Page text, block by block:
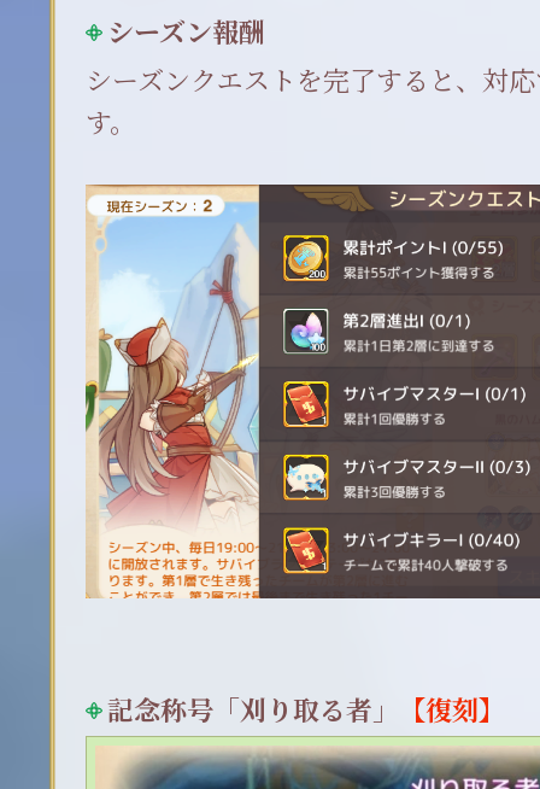
シーズン報酬
シーズンクエストを完了すると、対
す。
記念称号「刈り取る者」 【復刻】